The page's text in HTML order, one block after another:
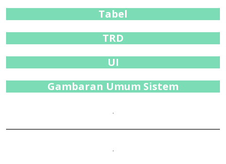
Tabel
TRD
UI
Gambaran Umum Sistem
.
.